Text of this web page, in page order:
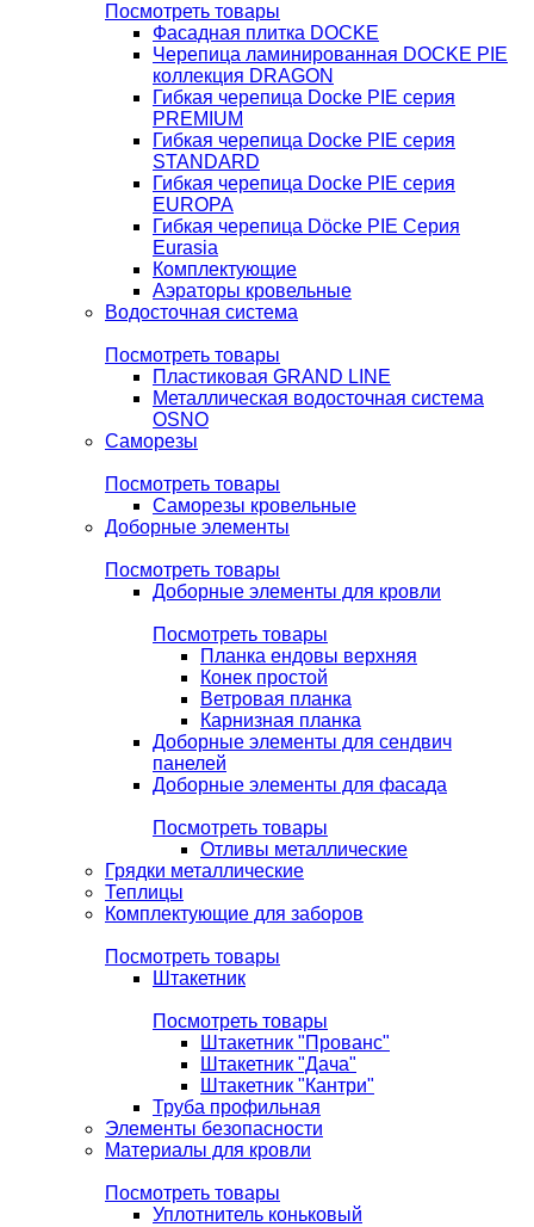
Посмотреть товары
Фасадная плитка DOCKE
Черепица ламинированная DOCKE PIE
коллекция DRAGON
Гибкая черепица Docke PIE серия
PREMIUM
Гибкая черепица Docke PIE серия
STANDARD
Гибкая черепица Docke PIE серия
EUROPA
Гибкая черепица Döcke PIE Серия
Eurasia
Комплектующие
Аэраторы кровельные
Водосточная система
Посмотреть товары
Пластиковая GRAND LINE
Металлическая водосточная система
OSNO
Саморезы
Посмотреть товары
Саморезы кровельные
Доборные элементы
Посмотреть товары
Доборные элементы для кровли
Посмотреть товары
Планка ендовы верхняя
Конек простой
Ветровая планка
Карнизная планка
Доборные элементы для сендвич
панелей
Доборные элементы для фасада
Посмотреть товары
Отливы металлические
Грядки металлические
Теплицы
Комплектующие для заборов
Посмотреть товары
Штакетник
Посмотреть товары
Штакетник "Прованс"
Штакетник "Дача"
Штакетник "Кантри"
Труба профильная
Элементы безопасности
Материалы для кровли
Посмотреть товары
Уплотнитель коньковый